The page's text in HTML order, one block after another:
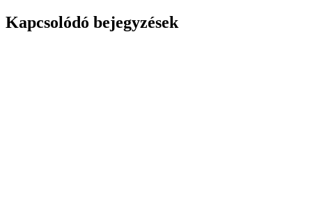
Kapcsolódó bejegyzések